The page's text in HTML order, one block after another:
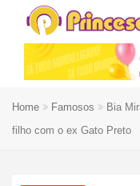
Home Famosos
Bia
filho com o ex Gato Preto